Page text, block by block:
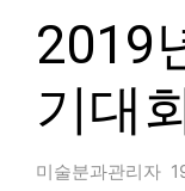
2019
기대
미술분과관리자